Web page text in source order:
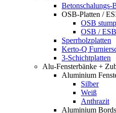
Betonschalungs-
OSB-Platten /
OSB
OSB /
Sperrholzplatten
Kerto-Q
3-Schichtplatten
Alu-Fensterbänke +
Aluminium
Silber
Weiß
Anthrazit
Aluminium